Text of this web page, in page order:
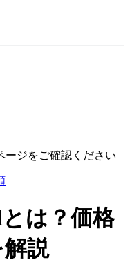
ージをご確認ください
とは？価格
説